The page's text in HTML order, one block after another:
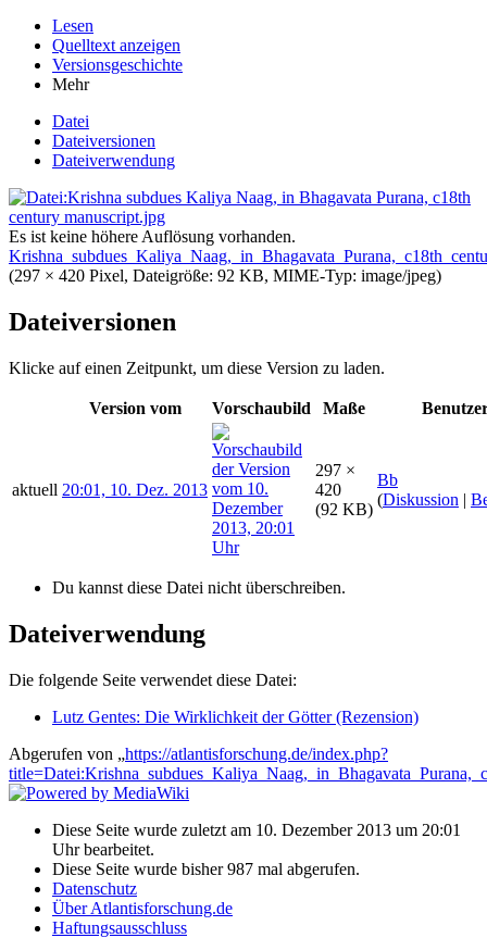
Lesen
Quelltext anzeigen
Versionsgeschichte
Mehr
Datei
Dateiversionen
Dateiverwendung
Es ist keine höhere Auflösung vorhanden.
(297 × 420 Pixel, Dateigröße: 92 KB, MIME-Typ: image/jpeg)
Dateiversionen
Klicke auf einen Zeitpunkt, um diese Version zu laden.
Version vom Vorschaubild Maße
aktuell 20:01, 10. Dez. 2013
297 ×
420
(92 KB)
Bb
(Diskussion |
Du kannst diese Datei nicht überschreiben.
Dateiverwendung
Die folgende Seite verwendet diese Datei:
Lutz Gentes: Die Wirklichkeit der Götter (Rezension)
Abgerufen von „https://atlantisforschung.de/index.php?
Diese Seite wurde zuletzt am 10. Dezember 2013 um 20:01
Uhr bearbeitet.
Diese Seite wurde bisher 987 mal abgerufen.
Datenschutz
Über Atlantisforschung.de
Haftungsausschluss